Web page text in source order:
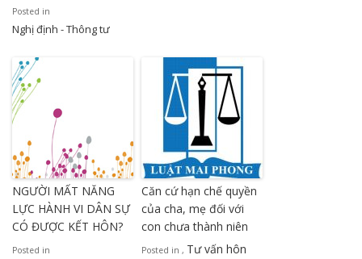
Posted in
Nghị định - Thông tư
NGƯỜI MẤT NĂNG
LỰC HÀNH VI DÂN SỰ
CÓ ĐƯỢC KẾT HÔN?
Posted in
Căn cứ hạn chế quyền
của cha, mẹ đối với
con chưa thành niên
Posted in , Tư vấn hôn